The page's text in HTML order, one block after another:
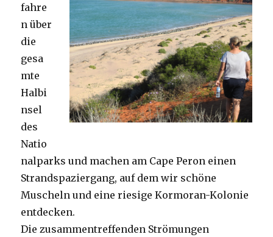
fahre
n über
die
gesa
mte
Halbi
nsel
des
Natio
nalparks und machen am Cape Peron einen
Strandspaziergang, auf dem wir schöne
Muscheln und eine riesige Kormoran-Kolonie
entdecken.
Die zusammentreffenden Strömungen